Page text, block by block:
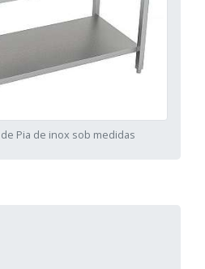
Pia de inox sob medidas